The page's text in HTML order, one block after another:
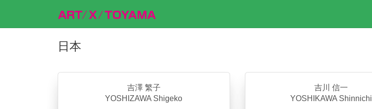
日本
吉澤 繁子
YOSHIZAWA Shigeko
吉川 信一
YOSHIKAWA Shinnichi